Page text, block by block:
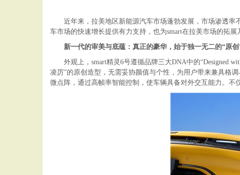
近年来，拉美地区新能源汽车市场蓬勃发展，市场渗透
车市场的快速增长提供有力支持，也为smart在拉美市场的拓展
新一代的审美与底蕴：真正的豪华，始于独一无二的“原创
外观上，smart精灵6号遵循品牌三大DNA中的“Designed
凌厉”的原创造型，无需妥协颜值与个性，为用户带来兼具格
微点阵，通过高帧率智能控制，使车辆具备对外交互能力。不